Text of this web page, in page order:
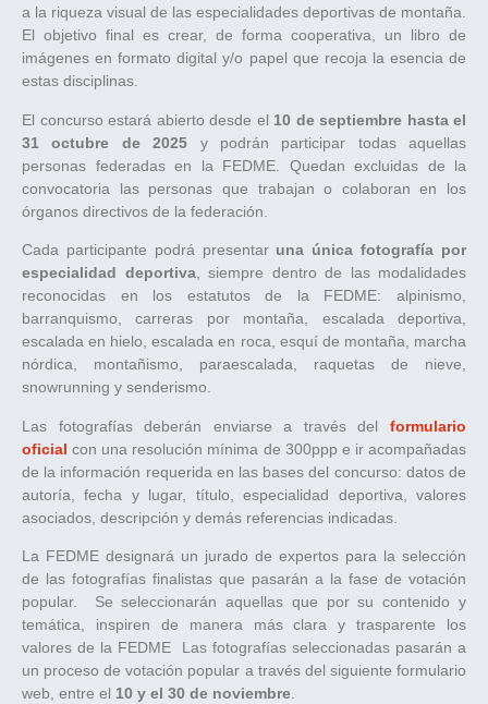
a la riqueza visual de las especialidades deportivas de montaña.
El objetivo final es crear, de forma cooperativa, un libro de
imágenes en formato digital y/o papel que recoja la esencia de
estas disciplinas.
El concurso estará abierto desde el 10 de septiembre hasta el
31 octubre de 2025 y podrán participar todas aquellas
personas federadas en la FEDME. Quedan excluidas de la
convocatoria las personas que trabajan o colaboran en los
órganos directivos de la federación.
Cada participante podrá presentar una única fotografía por
especialidad deportiva, siempre dentro de las modalidades
reconocidas en los estatutos de la FEDME: alpinismo,
barranquismo, carreras por montaña, escalada deportiva,
escalada en hielo, escalada en roca, esquí de montaña, marcha
nórdica, montañismo, paraescalada, raquetas de nieve,
snowrunning y senderismo.
Las fotografías deberán enviarse a través del formulario
oficial con una resolución mínima de 300ppp e ir acompañadas
de la información requerida en las bases del concurso: datos de
autoría, fecha y lugar, título, especialidad deportiva, valores
asociados, descripción y demás referencias indicadas.
La FEDME designará un jurado de expertos para la selección
de las fotografías finalistas que pasarán a la fase de votación
popular. Se seleccionarán aquellas que por su contenido y
temática, inspiren de manera más clara y trasparente los
valores de la FEDME Las fotografías seleccionadas pasarán a
un proceso de votación popular a través del siguiente formulario
web, entre el 10 y el 30 de noviembre